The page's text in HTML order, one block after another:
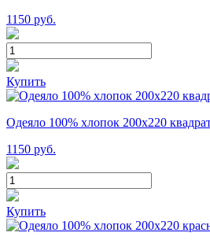
1150 руб.
Купить
Одеяло 100% хлопок 200x220
1150 руб.
Купить